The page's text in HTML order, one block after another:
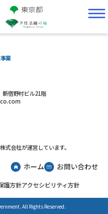
業
宿野村ビル21階
会社が運営しています。
ホーム お問い合わせ
護方針アクセシビリティ方針
All Rights Reserved.